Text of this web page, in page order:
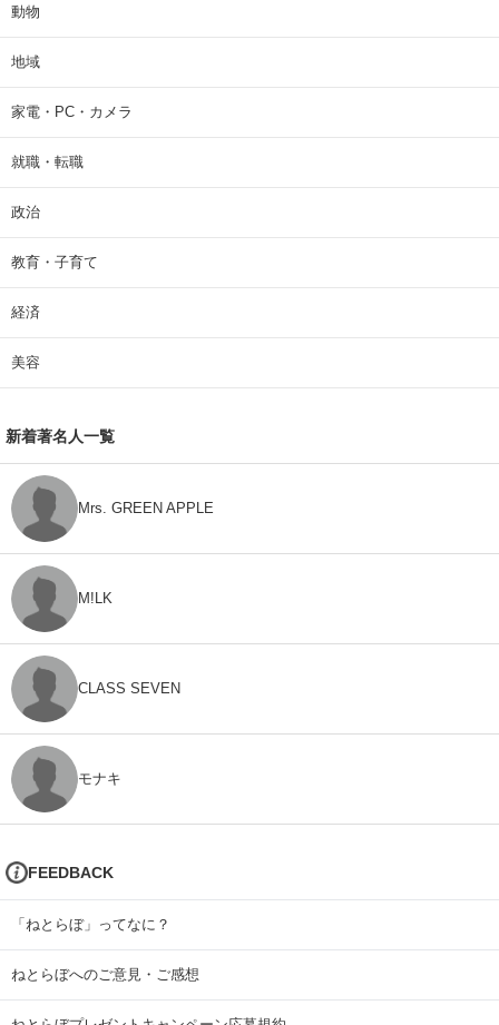
動物
地域
家電・PC・カメラ
就職・転職
政治
教育・子育て
経済
美容
新着著名人一覧
Mrs. GREEN APPLE
M!LK
CLASS SEVEN
モナキ
FEEDBACK
「ねとらぼ」ってなに？
ねとらぼへのご意見・ご感想